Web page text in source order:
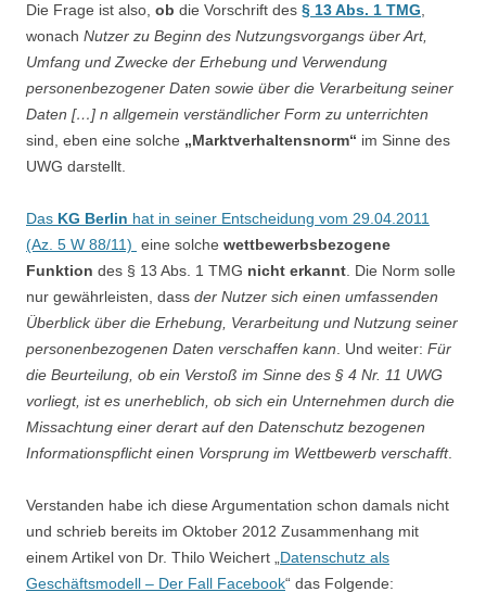
Die Frage ist also, ob die Vorschrift des § 13 Abs. 1 TMG
wonach Nutzer zu Beginn des Nutzungsvorgangs über Art,
Umfang und Zwecke der Erhebung und Verwendung
personenbezogener Daten sowie über die Verarbeitung seiner
Daten […] n allgemein verständlicher Form zu unterrichten
sind, eben eine solche „Marktverhaltensnorm“ im Sinne des
UWG darstellt.
Das KG Berlin hat in seiner Entscheidung vom 29.04.2011
(Az. 5 W 88/11) eine solche wettbewerbsbezogene
Funktion des § 13 Abs. 1 TMG nicht erkannt . Die Norm solle
nur gewährleisten, dass der Nutzer sich einen umfassenden
Überblick über die Erhebung, Verarbeitung und Nutzung seiner
personenbezogenen Daten verschaffen kann . Und weiter: Für
die Beurteilung, ob ein Verstoß im Sinne des § 4 Nr. 11 UWG
vorliegt, ist es unerheblich, ob sich ein Unternehmen durch die
Missachtung einer derart auf den Datenschutz bezogenen
Informationspflicht einen Vorsprung im Wettbewerb verschafft.
Verstanden habe ich diese Argumentation schon damals nicht
und schrieb bereits im Oktober 2012 Zusammenhang mit
einem Artikel von Dr. Thilo Weichert „ Datenschutz als
Geschäftsmodell – Der Fall Facebook“ das Folgende: